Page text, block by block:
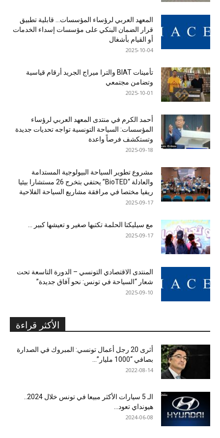
المعهد العربي لرؤساء المؤسسات… قابلية تطبيق
قرار الضمان البنكي على مؤسسات إسداء الخدمات
أو القيام بأشغال
2025-10-04
تأمينات BIAT والترا ميراج الجريد أرقام قياسية
وتضامن مجتمعي
2025-10-01
أحمد الكرم في منتدى المعهد العربي لرؤساء
المؤسسات: السياحة التونسية تواجه تحديات جديدة
وتستكشف فرصاً واعدة
2025-09-18
مشروع تطوير السياحة البيولوجية المستدامة
والعادلة “BioTED” يحتفي بتخرج 26 مستشارا بيئيا
ريفيا مختصا في مرافقة مشاريع السياحة الفلاحية
2025-09-17
مع سيليكتا الحلمة تكتبها صغير و تعيشها كبير …
2025-09-17
المنتدى الاقتصادي التونسي – الدورة التاسعة تحت
شعار “السياحة في تونس: نحو آفاق جديدة”
2025-09-10
الأكثر قراءة
أثرى 20 رجل أعمال تونسي: المبروك في الصدارة
بصافي “1000 مليار”...
2022-08-14
هيونداي تعود...
2024-06-08